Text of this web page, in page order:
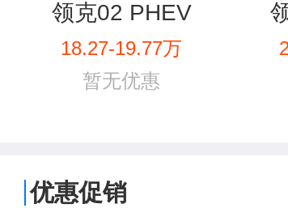
领克02 PHEV
18.27-19.77万
暂无优惠
优惠促销